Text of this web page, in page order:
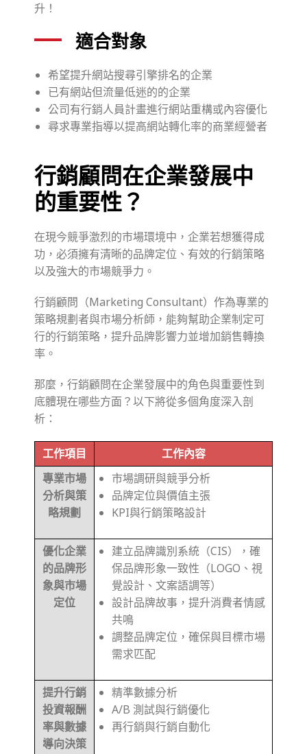
升！
適合對象
希望提升網站搜尋引擎排名的企業
已有網站但流量低迷的的企業
公司有行銷人員計畫進行網站重構或內容優化
尋求專業指導以提高網站轉化率的商業經營者
行銷顧問在企業發展中
的重要性？
在現今競爭激烈的市場環境中，企業若想獲得成
功，必須擁有清晰的品牌定位、有效的行銷策略
以及強大的市場競爭力。
行銷顧問（Marketing Consultant）作為專業的
策略規劃者與市場分析師，能夠幫助企業制定可
行的行銷策略，提升品牌影響力並增加銷售轉換
率。
那麼，行銷顧問在企業發展中的角色與重要性到
底體現在哪些方面？以下將從多個角度深入剖
析：
工作項目
工作內容
專業市場
分析與策
略規劃
市場調研與競爭分析
品牌定位與價值主張
KPI與行銷策略設計
優化企業
的品牌形
象與市場
定位
建立品牌識別系統（CIS），確
保品牌形象一致性（LOGO、視
覺設計、文案語調等）
設計品牌故事，提升消費者情感
共鳴
調整品牌定位，確保與目標市場
需求匹配
提升行銷
投資報酬
率與數據
導向決策
精準數據分析
A/B 測試與行銷優化
再行銷與行銷自動化